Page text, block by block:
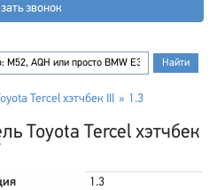
звонок
Tercel хэтчбек III 1.3
Toyota Tercel хэтчбек
1.3